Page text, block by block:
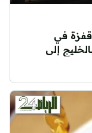
قفزة في
إلى